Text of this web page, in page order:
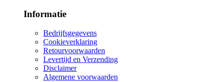
Informatie
Bedrijfsgegevens
Cookieverklaring
Retourvoorwaarden
Levertijd en Verzending
Disclaimer
Algemene voorwaarden